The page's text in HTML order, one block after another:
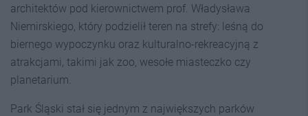
architektów pod kierownictwem prof. Władysława
Niemirskiego, który podzielił teren na strefy: leśną do
biernego wypoczynku oraz kulturalno-rekreacyjną z
atrakcjami, takimi jak zoo, wesołe miasteczko czy
planetarium.
Park Śląski stał się jednym z największych parków